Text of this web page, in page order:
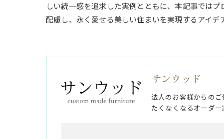
しい統一感を追求した実例とともに、本記事では
配慮し、永く愛せる美しい住まいを実現するアイデ
サンウッド
法人のお客様からの
たくなくなるオーダー